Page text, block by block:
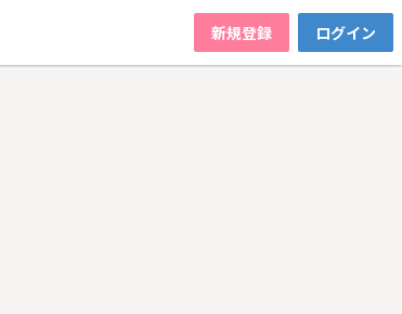
新規登録 ログイン